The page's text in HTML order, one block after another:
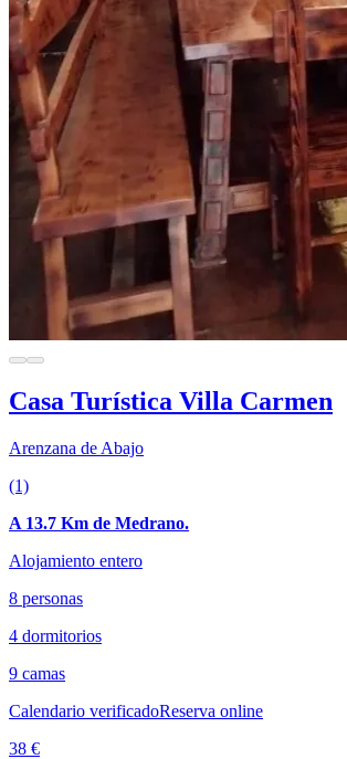
Casa Turística Villa Carmen
Arenzana de Abajo
(1)
A 13.7 Km de Medrano.
Alojamiento entero
8 personas
4 dormitorios
9 camas
Calendario verificadoReserva online
38 €